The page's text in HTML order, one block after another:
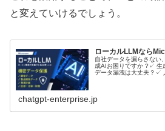
と変えていけるでしょう。
ローカルLLMなら
自社データを漏らさない
成AIお困りですか ?✓ 生
データ漏洩は大丈夫？✓
chatgpt-enterprise.jp